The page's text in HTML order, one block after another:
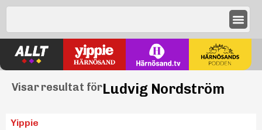
Visar resultat förLudvig Nordström
Yippie